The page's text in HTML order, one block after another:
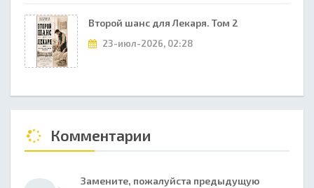
Второй шанс для Лекаря. Том 2
23-июл-2026, 02:28
Комментарии
Замените, пожалуйста предыдущую